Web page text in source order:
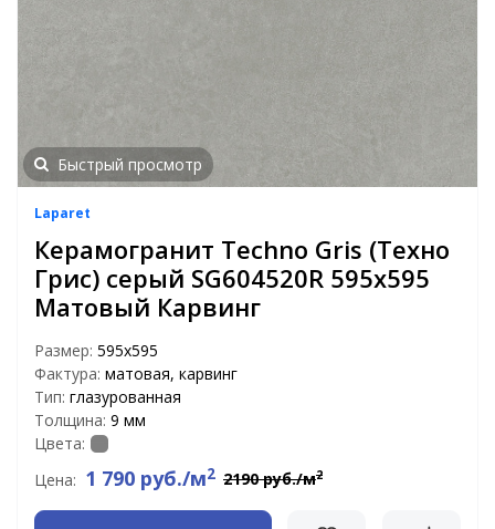
Быстрый просмотр
Laparet
Керамогранит Techno Gris (Техно
Грис) серый SG604520R 595x595
Матовый Карвинг
Размер: 595x595
Фактура: матовая, карвинг
Тип: глазурованная
Толщина: 9 мм
Цвета:
Цена: 1 790 руб./м2 2190 руб./м2